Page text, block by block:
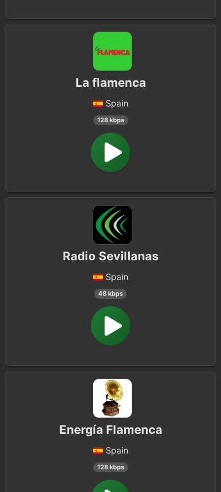
La flamenca
Spain
128 kbps
Radio Sevillanas
Spain
48 kbps
Energía Flamenca
Spain
128 kbps